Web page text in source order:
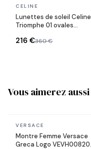
En stock
CELINE
Lunettes de soleil Celine
Triomphe 01 ovales
216 €360 €
Vous aimerez aussi
En stock
VERSACE
Montre Femme Versace
Greca Logo VEVH00820